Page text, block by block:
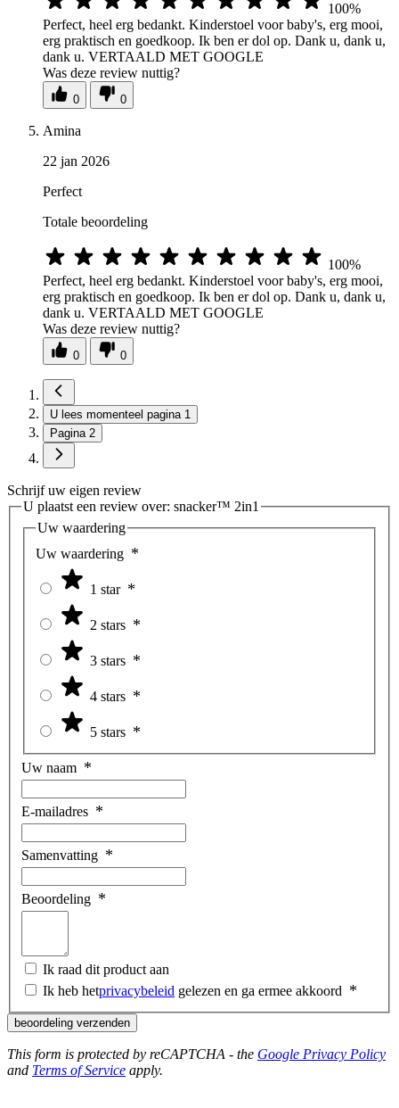
100%
Perfect, heel erg bedankt. Kinderstoel voor baby's, erg mooi,
erg praktisch en goedkoop. Ik ben er dol op. Dank u, dank u,
dank u. VERTAALD MET GOOGLE
Was deze review nuttig?
0 0
Amina
22 jan 2026
Perfect
Totale beoordeling
100%
Perfect, heel erg bedankt. Kinderstoel voor baby's, erg mooi,
erg praktisch en goedkoop. Ik ben er dol op. Dank u, dank u,
dank u. VERTAALD MET GOOGLE
Was deze review nuttig?
0 0
U lees momenteel pagina 1
Pagina 2
Schrijf uw eigen review
U plaatst een review over: snacker™ 2in1
Uw waardering
Uw waardering
1 star
2 stars
3 stars
4 stars
5 stars
Uw naam
E-mailadres
Samenvatting
Beoordeling
Ik raad dit product aan
Ik heb hetprivacybeleid gelezen en ga ermee akkoord
beoordeling verzenden
This form is protected by reCAPTCHA - the Google Privacy Policy
and Terms of Service apply.